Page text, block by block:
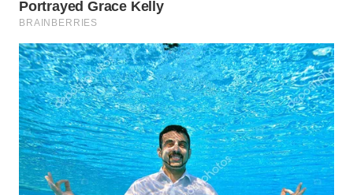
PURWAKARTA
WN
PRIANGAN
TIMUR
WN
SEMARANG